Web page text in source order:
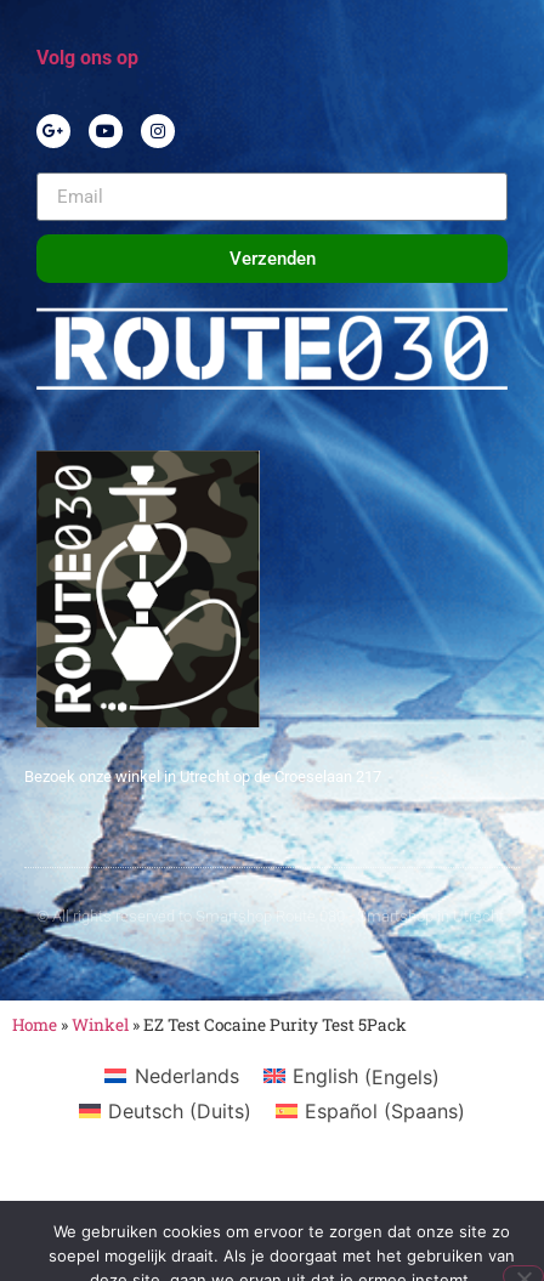
Volg ons op
Verzenden
Bezoek onze winkel in Utrecht op de Croeselaan 217
© All rights reserved to Smartshop Route 030 - Smartshop in Utrecht
Home »Winkel »EZ Test Cocaine Purity Test 5Pack
Nederlands English(Engels)
Deutsch (Duits) Español (Spaans)
We gebruiken cookies om ervoor te zorgen dat onze site zo
soepel mogelijk draait. Als je doorgaat met het gebruiken van